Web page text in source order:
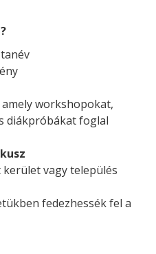
amely workshopokat,
diákpróbákat foglal
vagy település
fedezhessék fel a